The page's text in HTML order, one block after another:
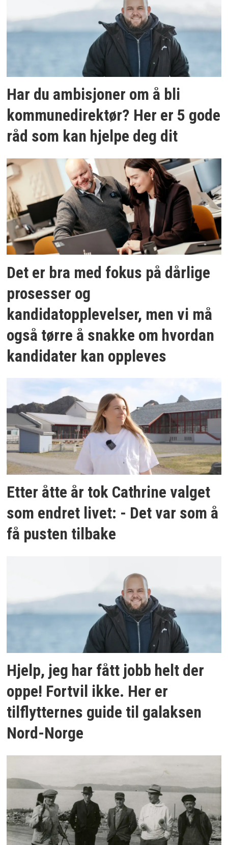
Har du ambisjoner om å bli
kommunedirektør? Her er 5 gode
råd som kan hjelpe deg dit
Det er bra med fokus på dårlige
prosesser og
kandidatopplevelser, men vi må
også tørre å snakke om hvordan
kandidater kan oppleves
Etter åtte år tok Cathrine valget
som endret livet: - Det var som å
få pusten tilbake
Hjelp, jeg har fått jobb helt der
oppe! Fortvil ikke. Her er
tilflytternes guide til galaksen
Nord-Norge